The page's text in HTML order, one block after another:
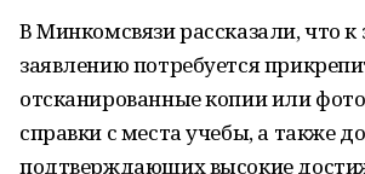
В Минкомсвязи рассказали, что
заявлению потребуется
отсканированные копии или
справки с места учебы, а также
подтверждающих высокие